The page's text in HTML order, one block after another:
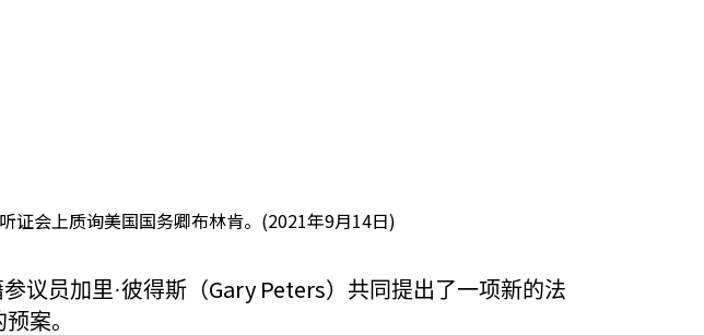
证会上质询美国国务卿布林肯。(2021年9月14日)
议员加里·彼得斯（Gary Peters）共同提出了一项新的法
案。